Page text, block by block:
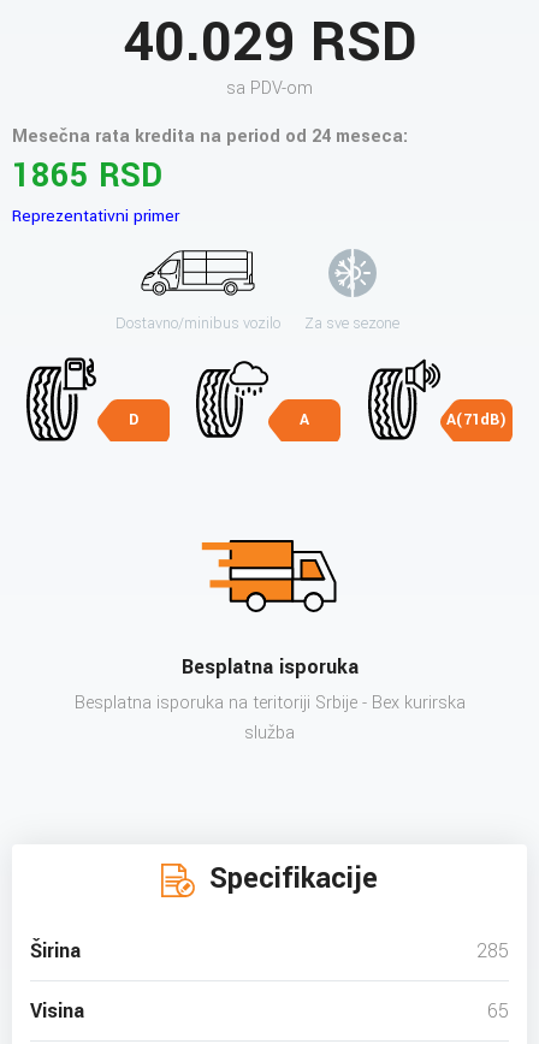
40.029 RSD
sa PDV-om
Mesečna rata kredita na period od 24 meseca:
1865 RSD
Reprezentativni primer
Dostavno/minibus vozilo Za sve sezone
D A A(71dB)
Besplatna isporuka
Besplatna isporuka na teritoriji Srbije - Bex kurirska
služba
Specifikacije
Širina 285
Visina 65